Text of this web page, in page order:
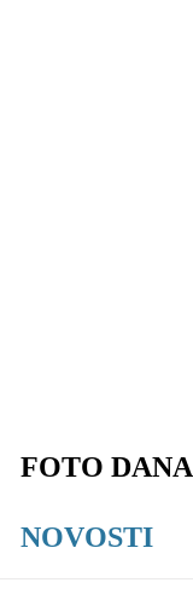
FOTO DANA
NOVOSTI